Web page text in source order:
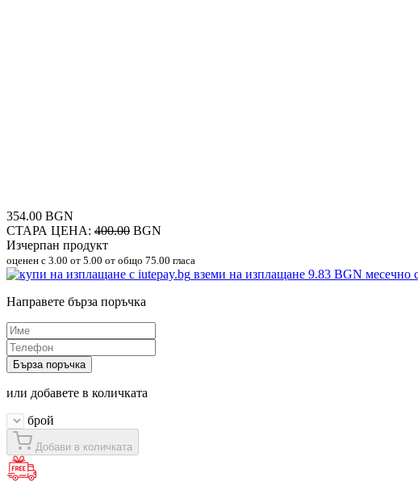
354.00 BGN
СТАРА ЦЕНА: 400.00 BGN
Изчерпан продукт
оценен с 3.00 от 5.00 от общо 75.00 гласа
вземи на изплащане 9.83 BGN месечно
Направете бърза поръчка
Бърза поръчка
или добавете в количката
брой
Добави в количката